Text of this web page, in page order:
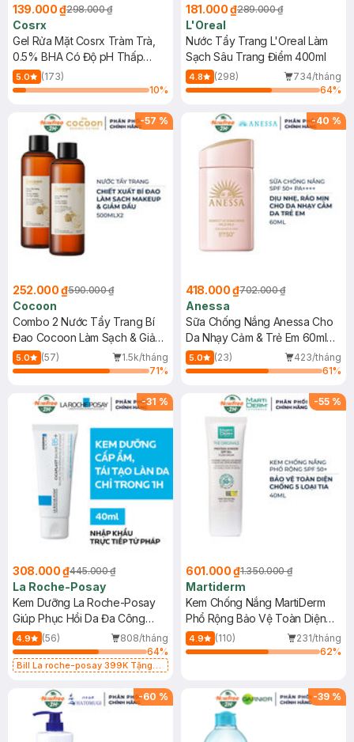
139.000 ₫298.000 ₫
Cosrx
Gel Rửa Mặt Cosrx Tràm Trà,
0.5% BHA Có Độ pH Thấp
150ml
5.0
(173)
10%
181.000 ₫289.000 ₫
L'Oreal
Nước Tẩy Trang L'Oreal Làm
Sạch Sâu Trang Điểm 400ml
4.8 (298)
734/tháng
64%
-57 %
252.000 ₫590.000 ₫
Cocoon
Combo 2 Nước Tẩy Trang Bí
Đao Cocoon Làm Sạch & Giảm
Dầu 500ml
5.0 (57)
1.5k/tháng
71%
-40 %
418.000 ₫702.000 ₫
Anessa
Sữa Chống Nắng Anessa Cho
Da Nhạy Cảm & Trẻ Em 60ml
(Mới)
5.0 (23)
423/tháng
61%
-31 %
308.000 ₫445.000 ₫
La Roche-Posay
Kem Dưỡng La Roche-Posay
Giúp Phục Hồi Da Đa Công
Dụng 40ml
4.9 (56)
808/tháng
64%
Bill La roche-posay 399K Tặng
(SL có hạn)
-55 %
601.000 ₫1.350.000 ₫
Martiderm
Kem Chống Nắng MartiDerm
Phổ Rộng Bảo Vệ Toàn Diện
40ml
4.9 (110)
231/tháng
62%
-60 % -39 %